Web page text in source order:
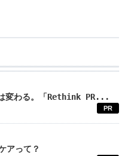
変わる。「Rethink PR...
PR
アって？